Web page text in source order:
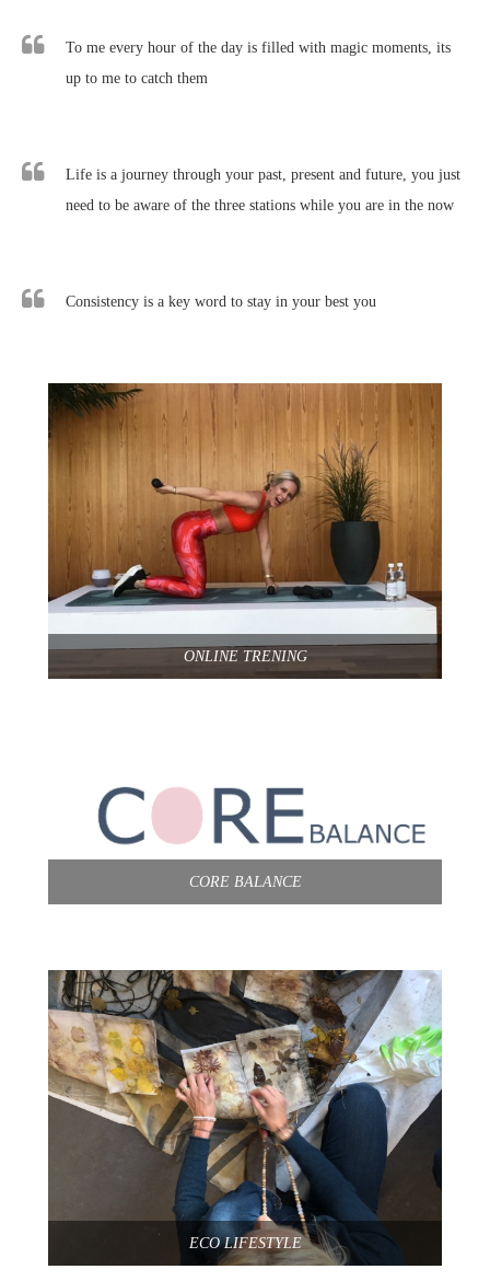
To me every hour of the day is filled with magic moments, its
up to me to catch them
Life is a journey through your past, present and future, you just
need to be aware of the three stations while you are in the now
Consistency is a key word to stay in your best you
ONLINE TRENING
CORE BALANCE
ECO LIFESTYLE